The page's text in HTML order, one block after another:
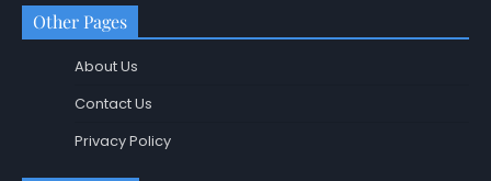
Other Pages
About Us
Contact Us
Privacy Policy